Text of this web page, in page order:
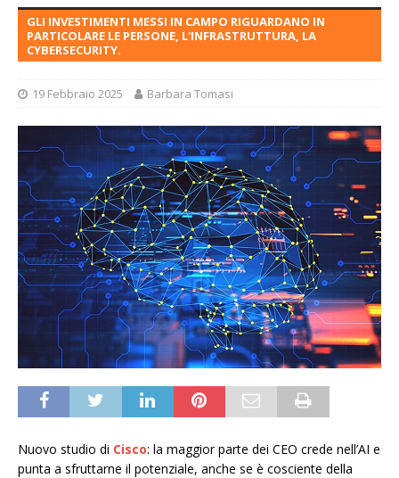
GLI INVESTIMENTI MESSI IN CAMPO RIGUARDANO IN
PARTICOLARE LE PERSONE, L'INFRASTRUTTURA, LA
CYBERSECURITY.
19 Febbraio 2025 Barbara Tomasi
Nuovo studio di Cisco: la maggior parte dei CEO crede nell’AI e
punta a sfruttarne il potenziale, anche se è cosciente della